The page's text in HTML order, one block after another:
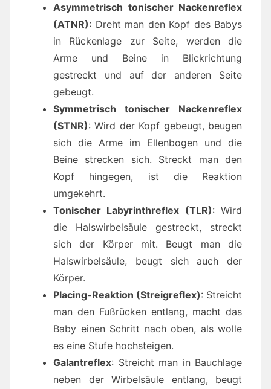
Asymmetrisch tonischer Nackenreflex
(ATNR): Dreht man den Kopf des Babys
in Rückenlage zur Seite, werden die
Arme und Beine in Blickrichtung
gestreckt und auf der anderen Seite
gebeugt.
Symmetrisch tonischer Nackenreflex
(STNR): Wird der Kopf gebeugt, beugen
sich die Arme im Ellenbogen und die
Beine strecken sich. Streckt man den
Kopf hingegen, ist die Reaktion
umgekehrt.
Tonischer Labyrinthreflex (TLR): Wird
die Halswirbelsäule gestreckt, streckt
sich der Körper mit. Beugt man die
Halswirbelsäule, beugt sich auch der
Körper.
Placing-Reaktion (Streigreflex): Streicht
man den Fußrücken entlang, macht das
Baby einen Schritt nach oben, als wolle
es eine Stufe hochsteigen.
Galantreflex: Streicht man in Bauchlage
neben der Wirbelsäule entlang, beugt